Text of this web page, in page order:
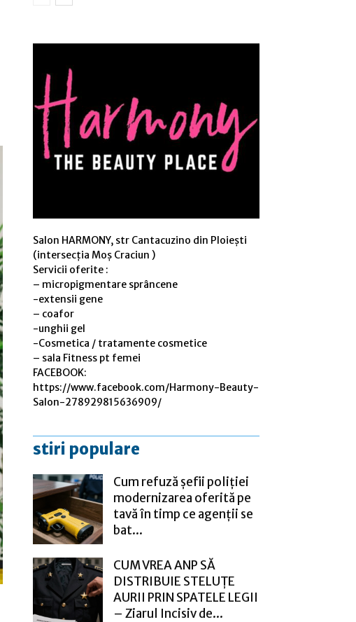
Salon HARMONY, str Cantacuzino din Ploiești
(intersecția Moș Craciun )
Servicii oferite :
– micropigmentare sprâncene
-extensii gene
– coafor
-unghii gel
-Cosmetica / tratamente cosmetice
– sala Fitness pt femei
FACEBOOK:
https://www.facebook.com/Harmony-Beauty-
Salon-278929815636909/
stiri populare
Cum refuză șefii poliției
modernizarea oferită pe
tavă în timp ce agenții se
bat...
CUM VREA ANP SĂ
DISTRIBUIE STELUȚE
AURII PRIN SPATELE LEGII
– Ziarul Incisiv de...